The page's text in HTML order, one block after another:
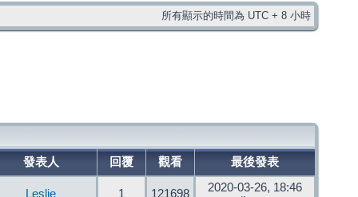
所有顯示的時間為 UTC + 8 小時
發表人 回覆 觀看 最後發表
Leslie 1 121698
2020-03-26, 18:46